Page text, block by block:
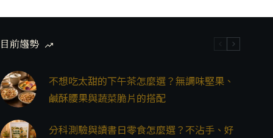
目前趨勢
不想吃太甜的下午茶怎麼選？無調味堅果、
鹹酥腰果與蔬菜脆片的搭配
分科測驗與讀書日零食怎麼選？不沾手、好